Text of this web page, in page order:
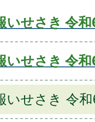
いせさき 令
いせさき 令
いせさき 令